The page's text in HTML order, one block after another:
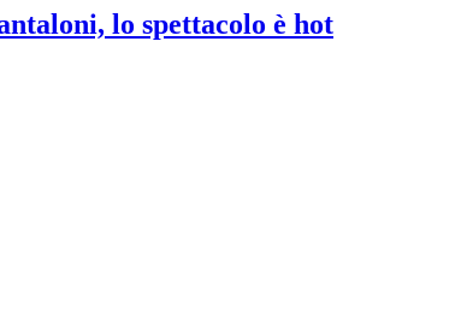
lo spettacolo è hot